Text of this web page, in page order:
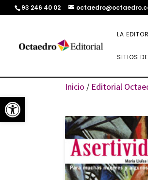
Abrir barra de herramientas
93 246 40 02
LA
SITIOS
Inicio / Editorial